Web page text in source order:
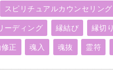
スピリチュアルカウンセリング
ーディング 縁結び 縁切り
正 魂入 魂抜 霊符